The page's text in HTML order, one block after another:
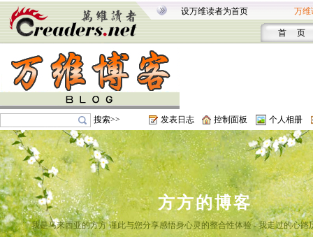
设万维读者为首页 万维
首 页
搜索>> 发表日志 控制面板 个人相册
方方的博客
我是马来西亚的方方 谨此与您分享感悟身心灵的整合性体验 - 我走过的心路